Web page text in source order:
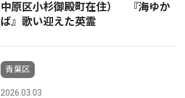
中原区小杉御殿町在住） 『海ゆか
ば』歌い迎えた英霊
青葉区
2026.03.03